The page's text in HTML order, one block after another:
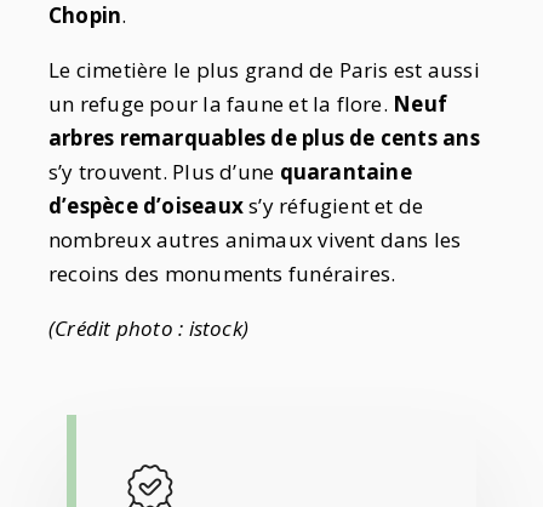
Chopin.
Le cimetière le plus grand de Paris est aussi
un refuge pour la faune et la flore. Neuf
arbres remarquables de plus de cents ans
s’y trouvent. Plus d’une quarantaine
d’espèce d’oiseauxs’y réfugient et de
nombreux autres animaux vivent dans les
recoins des monuments funéraires.
(Crédit photo : istock)